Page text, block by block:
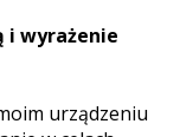
, Wesele
i wyrażenie
urządzeniu